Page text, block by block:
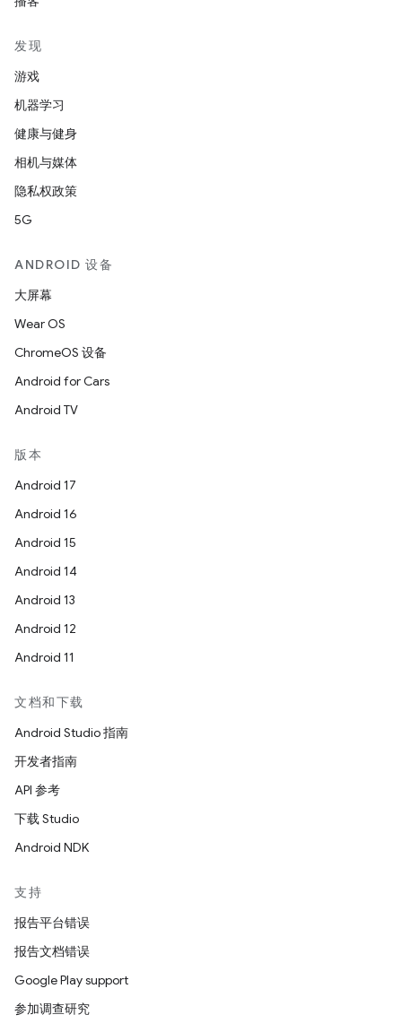
发现
游戏
机器学习
健康与健身
相机与媒体
隐私权政策
5G
ANDROID 设备
大屏幕
Wear OS
ChromeOS 设备
Android for Cars
Android TV
版本
Android 17
Android 16
Android 15
Android 14
Android 13
Android 12
Android 11
文档和下载
Android Studio 指南
开发者指南
API 参考
下载 Studio
Android NDK
支持
报告平台错误
报告文档错误
Google Play support
参加调查研究